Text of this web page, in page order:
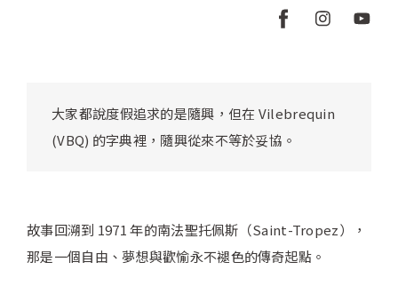
大家都說度假追求的是隨興，但在 Vilebrequin
(VBQ) 的字典裡，隨興從來不等於妥協。
故事回溯到 1971 年的南法聖托佩斯（Saint-Tropez），
那是一個自由、夢想與歡愉永不褪色的傳奇起點。